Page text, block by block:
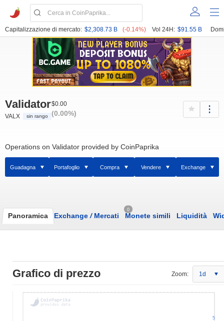
Capitalizzazione di mercato: $2,308.73 B (-0.14%) Vol 24H: $91.55 B
Validator
VALX sin rango
$0.00
(0.00%)
Operations on Validator provided by CoinPaprika
Guadagna Portafoglio Compra Vendere Exchange
Panoramica Exchange /Mercati
0
Monete simili Liquidità
Grafico di prezzo Zoom: 1d
5